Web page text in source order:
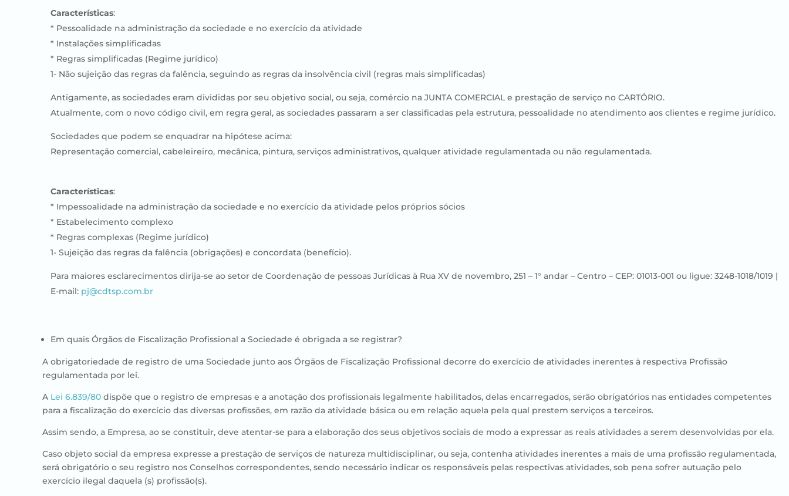
Características:
* Pessoalidade na administração da sociedade e no exercício da atividade
* Instalações simplificadas
* Regras simplificadas (Regime jurídico)
1- Não sujeição das regras da falência, seguindo as regras da insolvência civil (regras mais simplificadas)
Antigamente, as sociedades eram divididas por seu objetivo social, ou seja, comércio na JUNTA COMERCIAL e prestação de serviço no CARTÓRIO.
Atualmente, com o novo código civil, em regra geral, as sociedades passaram a ser classificadas pela estrutura, pessoalidade no atendimento aos clientes e regime jurídico.
Sociedades que podem se enquadrar na hipótese acima:
Representação comercial, cabeleireiro, mecânica, pintura, serviços administrativos, qualquer atividade regulamentada ou não regulamentada.
Características:
* Impessoalidade na administração da sociedade e no exercício da atividade pelos próprios sócios
* Estabelecimento complexo
* Regras complexas (Regime jurídico)
1- Sujeição das regras da falência (obrigações) e concordata (benefício).
Para maiores esclarecimentos dirija-se ao setor de Coordenação de pessoas Jurídicas à Rua XV de novembro, 251 – 1° andar – Centro – CEP: 01013-001 ou ligue: 3248-1018/1019 |
E-mail: pj@cdtsp.com.br
Em quais Órgãos de Fiscalização Profissional a Sociedade é obrigada a se registrar?​
A obrigatoriedade de registro de uma Sociedade junto aos Órgãos de Fiscalização Profissional decorre do exercício de atividades inerentes à respectiva Profissão
regulamentada por lei.​​​
A Lei 6.839/80 dispõe que o registro de empresas e a anotação dos profissionais legalmente habilitados, delas encarregados, serão obrigatórios nas entidades competentes
para a fiscalização do exercício das diversas profissões, em razão da atividade básica ou em relação aquela pela qual prestem serviços a terceiros.
Assim sendo, a Empresa, ao se constituir, deve atentar-se para a elaboração dos seus objetivos sociais de modo a expressar as reais atividades a serem desenvolvidas por ela.
Caso objeto social da empresa expresse a prestação de serviços de natureza multidisciplinar, ou seja, contenha atividades inerentes a mais de uma profissão regulamentada,
será obrigatório o seu registro nos Conselhos correspondentes, sendo necessário indicar os responsáveis pelas respectivas atividades, sob pena sofrer autuação pelo
exercício ilegal daquela (s) profissão(s).